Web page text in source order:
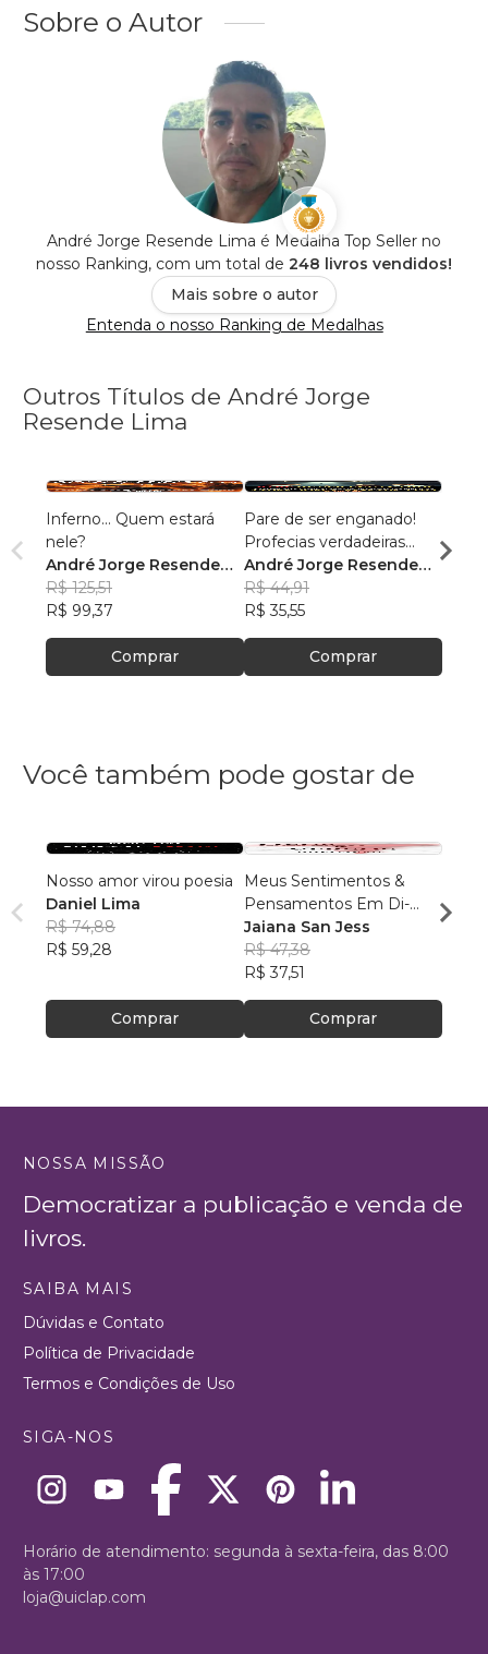
Sobre o Autor
André Jorge Resende Lima é Medalha Top Seller no
nosso Ranking, com um total de 248 livros vendidos!
Mais sobre o autor
Entenda o nosso Ranking de Medalhas
Outros Títulos de André Jorge
Resende Lima
Inferno... Quem estará
nele?
André Jorge Resende
Lima
R$ 125,51
R$ 99,37
Comprar
Pare de ser enganado!
Profecias verdadeiras
revelam detalhes!
André Jorge Resende
Lima
R$ 44,91
R$ 35,55
Comprar
Você também pode gostar de
Nosso amor virou poesia
Daniel Lima
R$ 74,88
R$ 59,28
Comprar
Meus Sentimentos &
Pensamentos Em Di-
Versos
Jaiana San Jess
R$ 47,38
R$ 37,51
Comprar
um
NOSSA MISSÃO
Democratizar a publicação e venda de
livros.
SAIBA MAIS
Dúvidas e Contato
Política de Privacidade
Termos e Condições de Uso
SIGA-NOS
Horário de atendimento: segunda à sexta-feira, das 8:00
às 17:00
loja@uiclap.com